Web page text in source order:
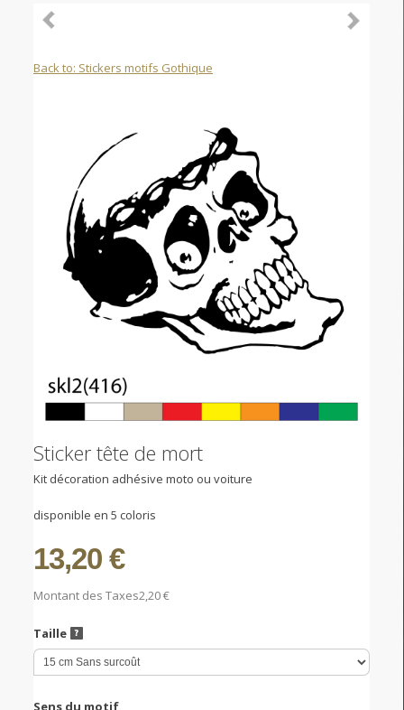
Back to: Stickers motifs Gothique
Sticker tête de mort
Kit décoration adhésive moto ou voiture
disponible en 5 coloris
13,20 €
Montant des Taxes2,20 €
Taille
Sens du motif